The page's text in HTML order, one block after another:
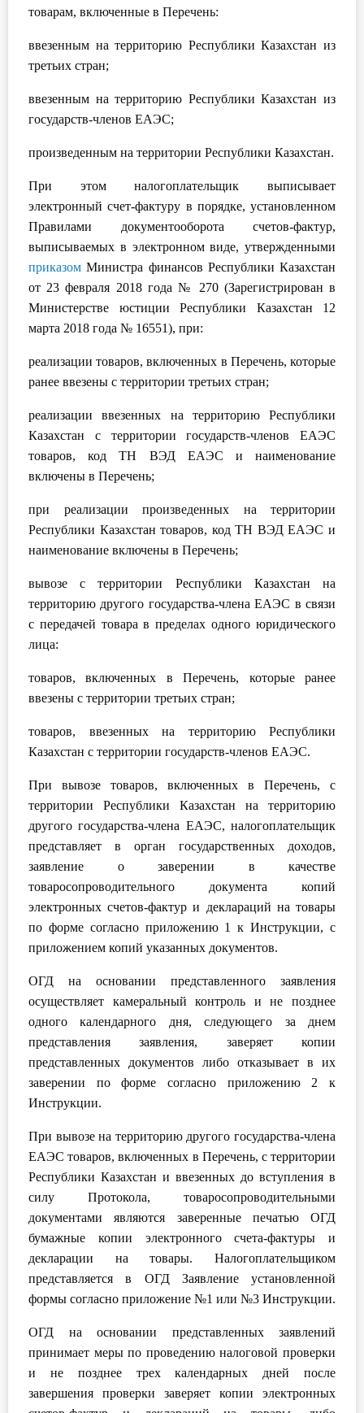
товарам, включенные в Перечень:
ввезенным на территорию Республики Казахстан из
третьих стран;
ввезенным на территорию Республики Казахстан из
государств-членов ЕАЭС;
произведенным на территории Республики Казахстан.
При этом налогоплательщик выписывает
электронный счет-фактуру в порядке, установленном
Правилами документооборота счетов-фактур,
выписываемых в электронном виде, утвержденными
приказомМинистра финансов Республики Казахстан
от 23 февраля 2018 года № 270 (Зарегистрирован в
Министерстве юстиции Республики Казахстан 12
марта 2018 года № 16551), при:
реализации товаров, включенных в Перечень, которые
ранее ввезены с территории третьих стран;
реализации ввезенных на территорию Республики
Казахстан с территории государств-членов ЕАЭС
товаров, код ТН ВЭД ЕАЭС и наименование
включены в Перечень;
при реализации произведенных на территории
Республики Казахстан товаров, код ТН ВЭД ЕАЭС и
наименование включены в Перечень;
вывозе с территории Республики Казахстан на
территорию другого государства-члена ЕАЭС в связи
с передачей товара в пределах одного юридического
лица:
товаров, включенных в Перечень, которые ранее
ввезены с территории третьих стран;
товаров, ввезенных на территорию Республики
Казахстан с территории государств-членов ЕАЭС.
При вывозе товаров, включенных в Перечень, с
территории Республики Казахстан на территорию
другого государства-члена ЕАЭС, налогоплательщик
представляет в орган государственных доходов,
заявление о заверении в качестве
товаросопроводительного документа копий
электронных счетов-фактур и деклараций на товары
по форме согласно приложению 1 к Инструкции, с
приложением копий указанных документов.
ОГД на основании представленного заявления
осуществляет камеральный контроль и не позднее
одного календарного дня, следующего за днем
представления заявления, заверяет копии
представленных документов либо отказывает в их
заверении по форме согласно приложению 2 к
Инструкции.
При вывозе на территорию другого государства-члена
ЕАЭС товаров, включенных в Перечень, с территории
Республики Казахстан и ввезенных до вступления в
силу Протокола, товаросопроводительными
документами являются заверенные печатью ОГД
бумажные копии электронного счета-фактуры и
декларации на товары. Налогоплательщиком
представляется в ОГД Заявление установленной
формы согласно приложение №1 или №3 Инструкции.
ОГД на основании представленных заявлений
принимает меры по проведению налоговой проверки
и не позднее трех календарных дней после
завершения проверки заверяет копии электронных